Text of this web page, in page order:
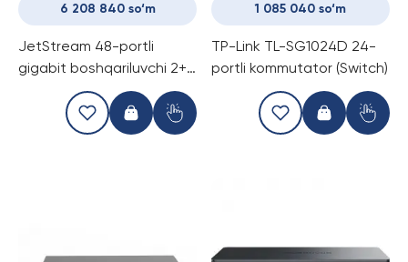
6 208 840 so‘m
JetStream 48-portli
gigabit boshqariluvchi 2+
darajali kommutator 4 ta
SFP+ 10 Gbit/s slot bilan
TP-Link TL-SG3452X
1 085 040 so‘m
TP-Link TL-SG1024D 24-
portli kommutator (Switch)